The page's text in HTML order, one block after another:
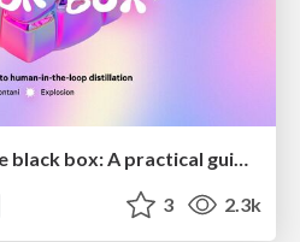
Taking LLMs out of the black box: A practical guide to human-in-the-loop distillation
3 2.3k